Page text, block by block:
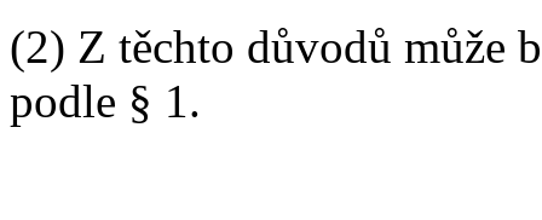
(2) Z těchto důvodů může
podle § 1.